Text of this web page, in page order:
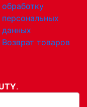
обработку
персональных
данных
Возврат товаров
.